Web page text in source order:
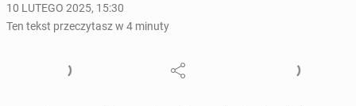
10 LUTEGO 2025, 15:30
Ten tekst przeczytasz w 4 minuty